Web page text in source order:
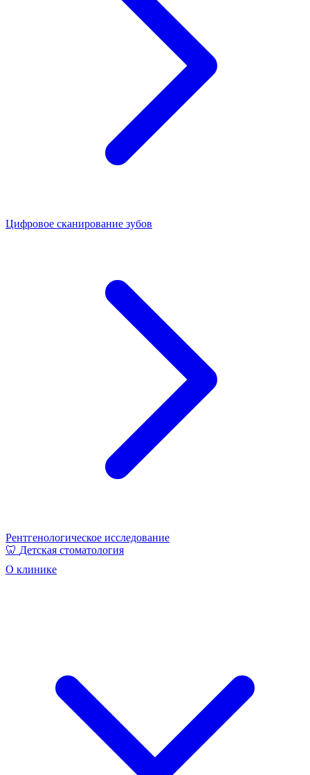
Цифровое сканирование зубов
Рентгенологическое исследование
🦷 Детская стоматология
О клинике